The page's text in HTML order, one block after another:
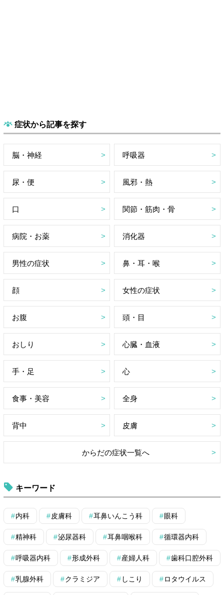
症状から記事を探す
脳・神経 呼吸器
尿・便 風邪・熱
口 関節・筋肉・骨
病院・お薬 消化器
男性の症状 鼻・耳・喉
顔 女性の症状
お腹 頭・目
おしり 心臓・血液
手・足 心
食事・美容 全身
背中 皮膚
からだの症状一覧へ
キーワード
内科 皮膚科 耳鼻いんこう科 眼科
精神科 泌尿器科 耳鼻咽喉科 循環器内科
呼吸器内科 形成外科 産婦人科 歯科口腔外科
乳腺外科 クラミジア しこり ロタウイルス